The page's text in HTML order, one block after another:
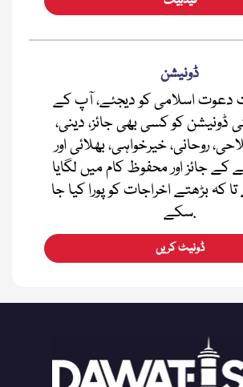
ڈونیشن
دعوت اسلامی کو دیجئے، آپ کے
کو کسی بھی جائز، دینی،
روحانی، خیرخواہی، بھلائی اور
کے جائز اور محفوظ کام میں لگایا
کہ بڑھتے اخراجات کو پورا کیا جا
سکے.
ڈونیٹ کریں